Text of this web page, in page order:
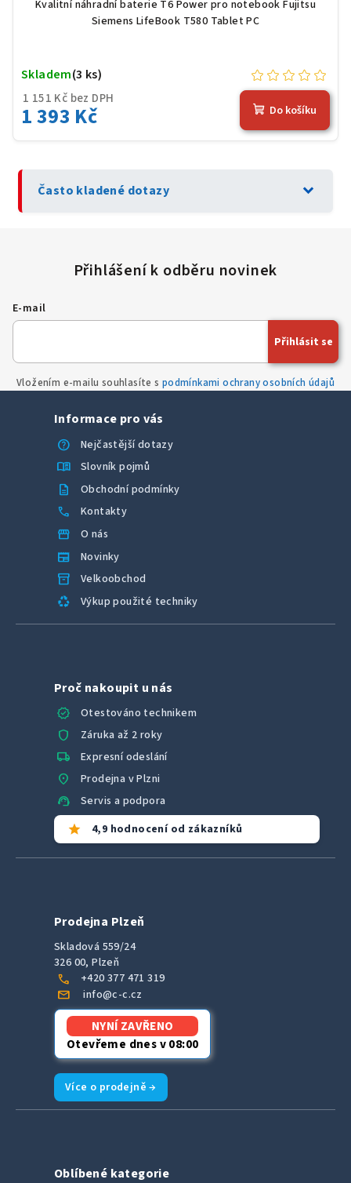
Kvalitní náhradní baterie T6 Power pro notebook Fujitsu
Siemens LifeBook T580 Tablet PC
1 151 Kč bez DPH
1 393 Kč
Skladem(3 ks)
Do košíku
Často kladené dotazy expand_more
E-mail
Vložením e-mailu souhlasíte s podmínkami ochrany osobních údajů
Přihlásit se
Informace pro vás
help
Nejčastější dotazy
menu_book Slovník pojmů
description Obchodní podmínky
call Kontakty
storefront O nás
newspaper Novinky
inventory_2 Velkoobchod
recycling Výkup použité techniky
Proč nakoupit u nás
verified
Otestováno technikem
shield Záruka až 2 roky
local_shipping Expresní odeslání
location_on Prodejna v Plzni
support_agent Servis a podpora
star 4,9 hodnocení od zákazníků
Prodejna Plzeň
Skladová 559/24
326 00, Plzeň
call +420 377 471 319
mail info@c-c.cz
NYNÍ ZAVŘENO
Otevřeme dnes v 08:00
Více o prodejně →
Oblíbené kategorie